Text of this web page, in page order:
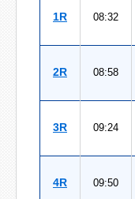
1R 08:32
2R 08:58
3R 09:24
4R 09:50